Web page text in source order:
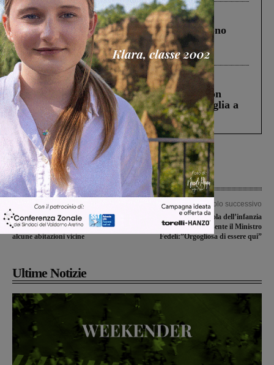
Cronaca 4 Agosto 2026
Un anno fa la strage in A1 in cui morirono
Gianni, Giulia e Franco. Lo schianto, il
processo, lo stop ai sorpassi fra tir....
Cronaca 3 Agosto 2026
Scomparso da una struttura di Castiglion
Fiorentino l’uomo che aveva ucciso la figlia a
Levane nel 2020
Articolo precedente
Fiamme sulle colline di San Pancrazio:
esteso l’incendio di bosco, paura per
alcune abitazioni vicine
Articolo successivo
Inaugurata la scuola dell’infanzia
“Gianni Rodari”. Presente il Ministro
Fedeli:”Orgogliosa di essere qui”
Ultime Notizie